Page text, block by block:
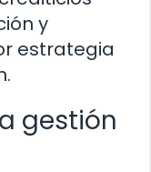
y
estrategia
gestión